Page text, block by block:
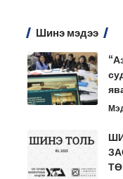
Шинэ мэдээ